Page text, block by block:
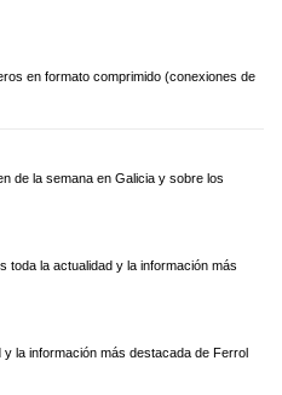
en formato comprimido (conexiones de
de la semana en Galicia y sobre los
toda la actualidad y la información más
y la información más destacada de Ferrol